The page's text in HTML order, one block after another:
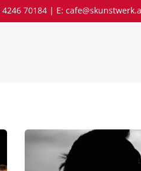
70184 | E: